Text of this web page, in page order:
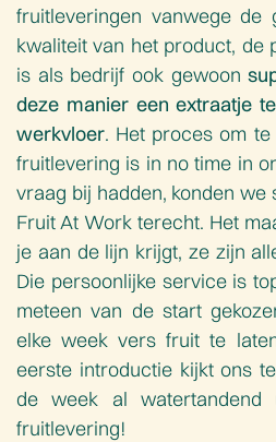
fruitleveringen vanwege de
kwaliteit van het product, de
is als bedrijf ook gewoon
deze manier een extraatje
werkvloer. Het proces om
fruitlevering is in no time in
vraag bij hadden, konden we
Fruit At Work terecht. Het
je aan de lijn krijgt, ze zijn
Die persoonlijke service is
meteen van de start
elke week vers fruit te
eerste introductie kijkt ons
de week al
fruitlevering!